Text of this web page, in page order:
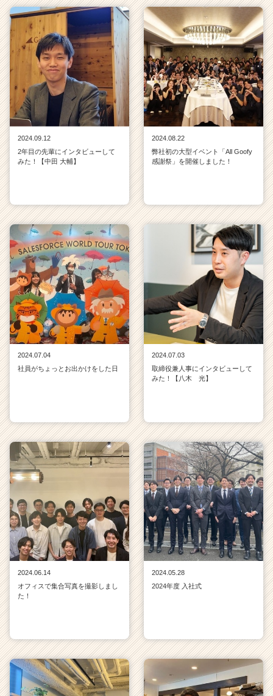
2024.09.12
2年目の先輩にインタビューして
みた！【中田 大輔】
2024.08.22
弊社初の大型イベント「All Goofy
感謝祭」を開催しました！
2024.07.04
社員がちょっとお出かけをした日
2024.07.03
取締役兼人事にインタビューして
みた！【八木 光】
2024.06.14
オフィスで集合写真を撮影しまし
た！
2024.05.28
2024年度 入社式